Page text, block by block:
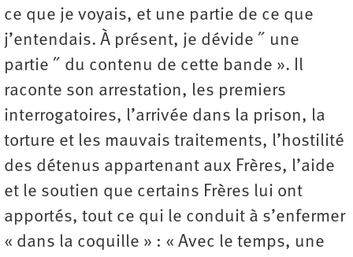
ce que je voyais, et une partie de ce que
j’entendais. À présent, je dévide ˝ une
partie ˝ du contenu de cette bande ». Il
raconte son arrestation, les premiers
interrogatoires, l’arrivée dans la prison, la
torture et les mauvais traitements, l’hostilité
des détenus appartenant aux Frères, l’aide
et le soutien que certains Frères lui ont
apportés, tout ce qui le conduit à s’enfermer
« dans la coquille » : « Avec le temps, une